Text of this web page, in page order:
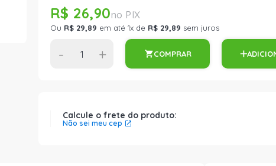
R$ 26,90
Ou R$ 29,89 em até 1x de R$ 29,89 sem juros
- + COMPRAR
Calcule o frete do produto:
Não sei meu cep